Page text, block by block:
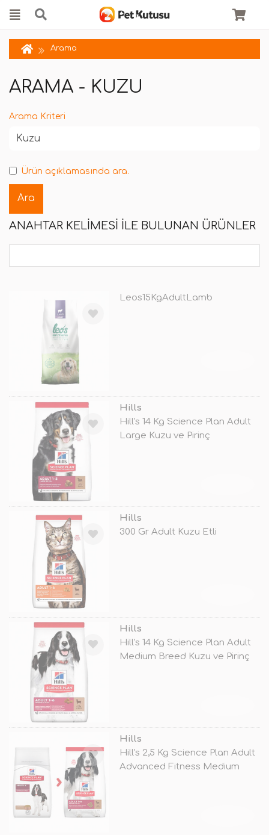
Arama
ARAMA - KUZU
Arama Kriteri
Ürün açıklamasında ara.
ANAHTAR KELIMESI ILE BULUNAN ÜRÜNLER
Leos15KgAdultLamb
Hills
Hill's 14 Kg Science Plan Adult
Large Kuzu ve Pirinç
Hills
300 Gr Adult Kuzu Etli
Hills
Hill's 14 Kg Science Plan Adult
Medium Breed Kuzu ve Pirinç
Hills
Hill's 2,5 Kg Science Plan Adult
Advanced Fitness Medium